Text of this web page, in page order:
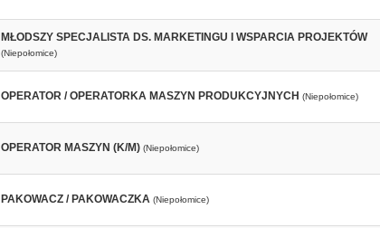
MŁODSZY SPECJALISTA DS. MARKETINGU I WSPARCIA PROJEKTÓW
(Niepołomice)
OPERATOR / OPERATORKA MASZYN PRODUKCYJNYCH (Niepołomice)
OPERATOR MASZYN (K/M) (Niepołomice)
PAKOWACZ / PAKOWACZKA (Niepołomice)